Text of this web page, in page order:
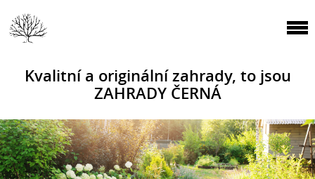
Kvalitní a originální zahrady, to jsou
ZAHRADY ČERNÁ